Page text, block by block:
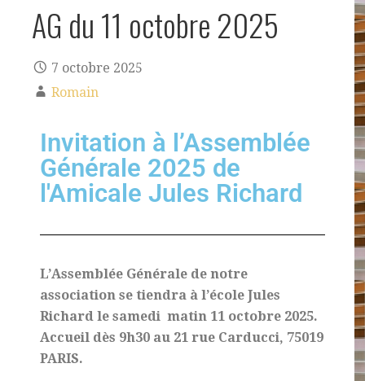
AG du 11 octobre 2025
7 octobre 2025
Romain
Invitation à l’Assemblée
Générale 2025 de
l'Amicale Jules Richard
L’Assemblée Générale de notre
association se tiendra à l’école Jules
Richard le samedi matin 11 octobre 2025.
Accueil dès 9h30 au 21 rue Carducci, 75019
PARIS.